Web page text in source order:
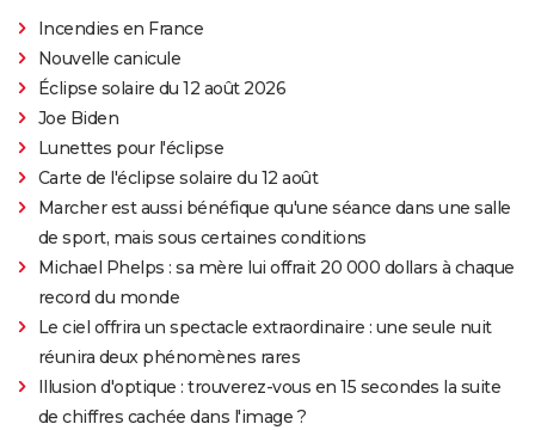
Incendies en France
Nouvelle canicule
Éclipse solaire du 12 août 2026
Joe Biden
Lunettes pour l'éclipse
Carte de l'éclipse solaire du 12 août
Marcher est aussi bénéfique qu'une séance dans une salle
de sport, mais sous certaines conditions
Michael Phelps : sa mère lui offrait 20 000 dollars à chaque
record du monde
Le ciel offrira un spectacle extraordinaire : une seule nuit
réunira deux phénomènes rares
Illusion d'optique : trouverez-vous en 15 secondes la suite
de chiffres cachée dans l'image ?